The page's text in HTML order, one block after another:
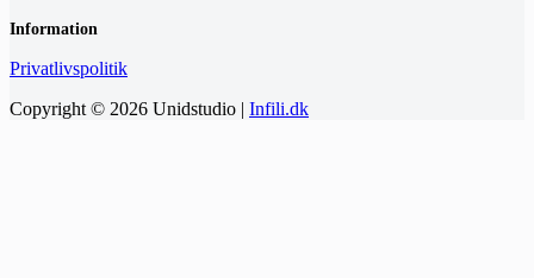
Information
Privatlivspolitik
Copyright © 2026 Unidstudio | Infili.dk